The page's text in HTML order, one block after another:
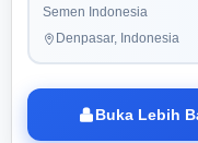
Semen Indonesia
Denpasar, Indonesia
Buka Lebih